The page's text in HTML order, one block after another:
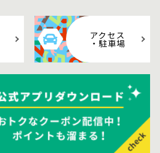
アクセス
・駐車場